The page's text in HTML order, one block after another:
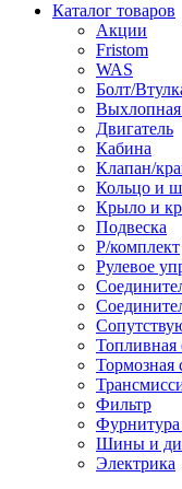
Каталог товаров
Акции
Fristom
WAS
Болт/
Выхлопная
Двигатель
Кабина
Клапан/
Кольцо и
Крыло и
Подвеска
Р/комплект
Рулевое
Топливная
Тормозная
Фильтр
Шины и
Электрика